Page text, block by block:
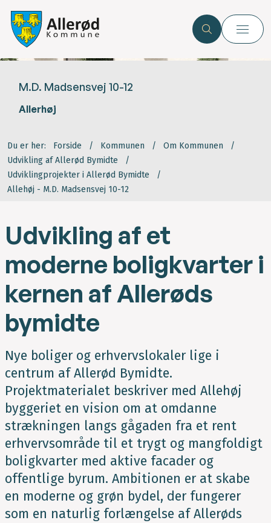
M.D. Madsensvej 10-12
Allerhøj
Du er her: Forside Kommunen
Om Kommunen
Udvikling af Allerød Bymidte
Udviklingprojekter i Allerød Bymidte
Allehøj - M.D. Madsensvej 10-12
Udvikling af et
moderne boligkvarter i
kernen af Allerøds
bymidte
Nye boliger og erhvervslokaler lige i
centrum af Allerød Bymidte.
Projektmaterialet beskriver med Allehøj
byggeriet en vision om at omdanne
strækningen langs gågaden fra et rent
erhvervsområde til et trygt og mangfoldigt
boligkvarter med aktive facader og
offentlige byrum. Ambitionen er at skabe
en moderne og grøn bydel, der fungerer
som en naturlig forlængelse af Allerøds